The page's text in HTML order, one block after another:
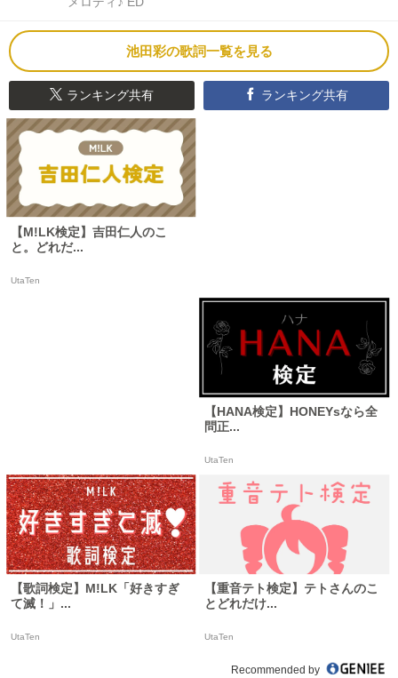
池田彩の歌詞一覧を見る
ランキング共有 ランキング共有
【M!LK検定】吉田仁人のこ
と。どれだ...
UtaTen
【HANA検定】HONEYsなら全
問正...
UtaTen
【歌詞検定】M!LK「好きすぎ
て滅！」...
UtaTen
【重音テト検定】テトさんのこ
とどれだけ...
UtaTen
Recommended by